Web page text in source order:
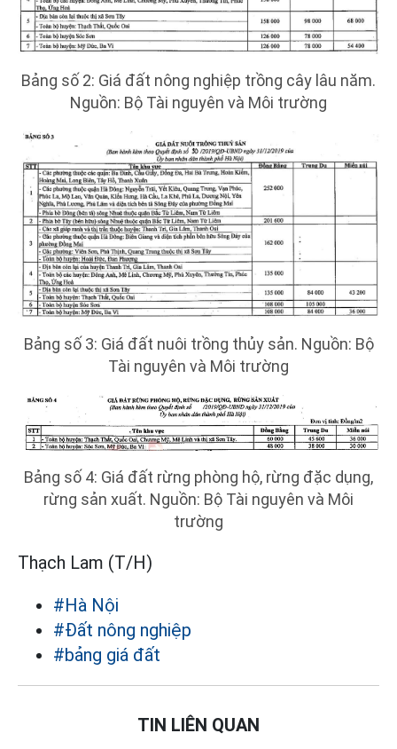
Bảng số 2: Giá đất nông nghiệp trồng cây lâu năm.
Nguồn: Bộ Tài nguyên và Môi trường
Bảng số 3: Giá đất nuôi trồng thủy sản. Nguồn: Bộ
Tài nguyên và Môi trường
Bảng số 4: Giá đất rừng phòng hộ, rừng đặc dụng,
rừng sản xuất. Nguồn: Bộ Tài nguyên và Môi
trường
Thạch Lam (T/H)
#Hà Nội
#Đất nông nghiệp
#bảng giá đất
TIN LIÊN QUAN